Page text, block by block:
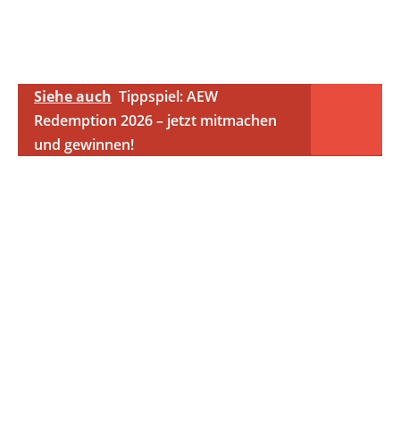
Siehe auch Tippspiel: AEW
Redemption 2026 – jetzt mitmachen
und gewinnen!